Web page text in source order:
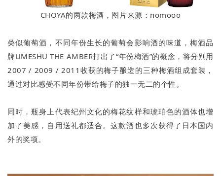
CHOYA的两款梅酒，图片来源：nomooo
类似葡萄酒，不同年份生长的葡萄会影响酒的味道，梅酒品
牌UMESHU THE AMBER打出了“年份梅酒”的概念，将分别用
2007 / 2009 / 2011收获的梅子酿造的三种梅酒组成套装，
通过对比感受不同年份带给梅子的独一无二的个性。
同时，瓶身上代表纪州文化的梅花纹样和琥珀色的酒体也增
加了美感，自用送礼都适合。这款酒也多次获得了日本国内
外的奖项。